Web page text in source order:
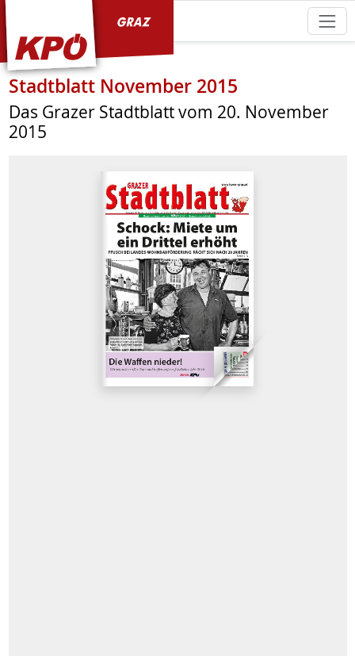
Stadtblatt November 2015
Das Grazer Stadtblatt vom 20. November
2015